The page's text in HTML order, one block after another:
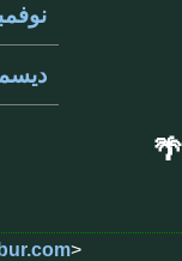
نوفمبر
ديسمبر
🌴
>